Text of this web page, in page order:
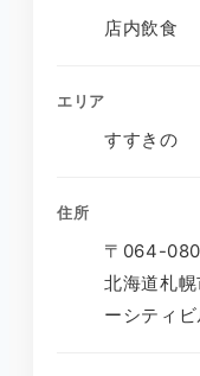
店内飲食
エリア
すすきの
住所
〒064-
北海道札
ーシティ